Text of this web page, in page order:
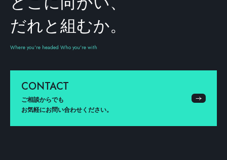
だれと組むか。
Where you're headed Who you're with
CONTACT
ご相談からでも
お気軽にお問い合わせください。